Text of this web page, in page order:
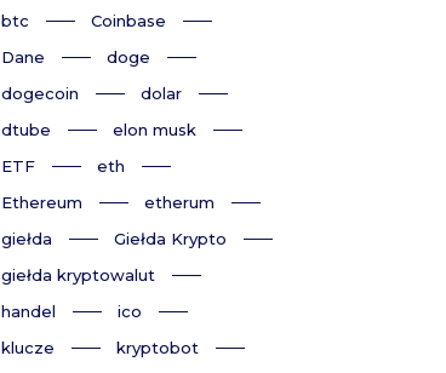
btc
Coinbase
Dane
doge
dogecoin
dolar
dtube
elon musk
ETF
eth
Ethereum
etherum
giełda
Giełda Krypto
giełda kryptowalut
handel
ico
klucze
kryptobot